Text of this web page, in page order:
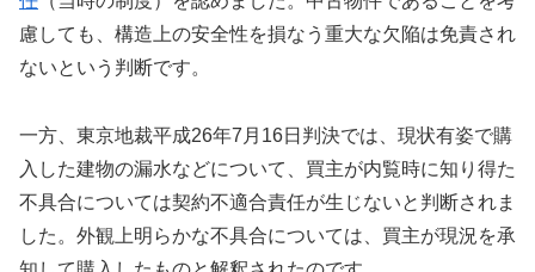
慮しても、構造上の安全性を損なう重大な欠陥は免責され
ないという判断です。
一方、東京地裁平成26年7月16日判決では、現状有姿で購
入した建物の漏水などについて、買主が内覧時に知り得た
不具合については契約不適合責任が生じないと判断されま
した。外観上明らかな不具合については、買主が現況を承